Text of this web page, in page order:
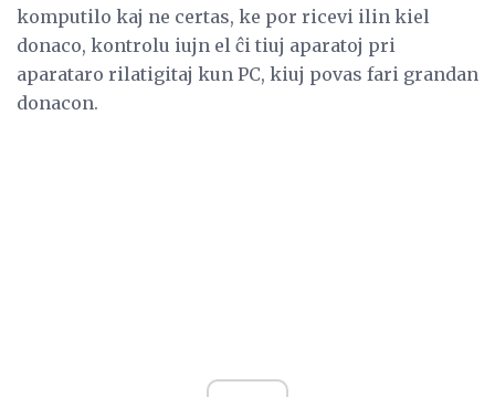
komputilo kaj ne certas, ke por ricevi ilin kiel
donaco, kontrolu iujn el ĉi tiuj aparatoj pri
aparataro rilatigitaj kun PC, kiuj povas fari grandan
donacon.